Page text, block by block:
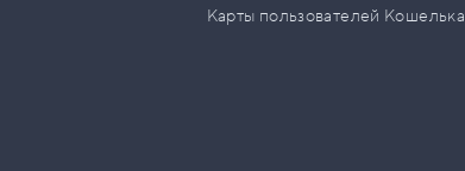
Карты пользователей Кошелька